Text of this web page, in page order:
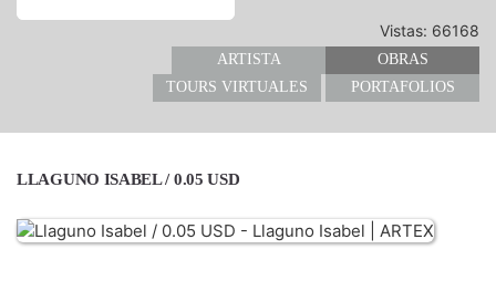
Vistas: 66168
ARTISTA
OBRAS
TOURS VIRTUALES
PORTAFOLIOS
LLAGUNO ISABEL / 0.05 USD